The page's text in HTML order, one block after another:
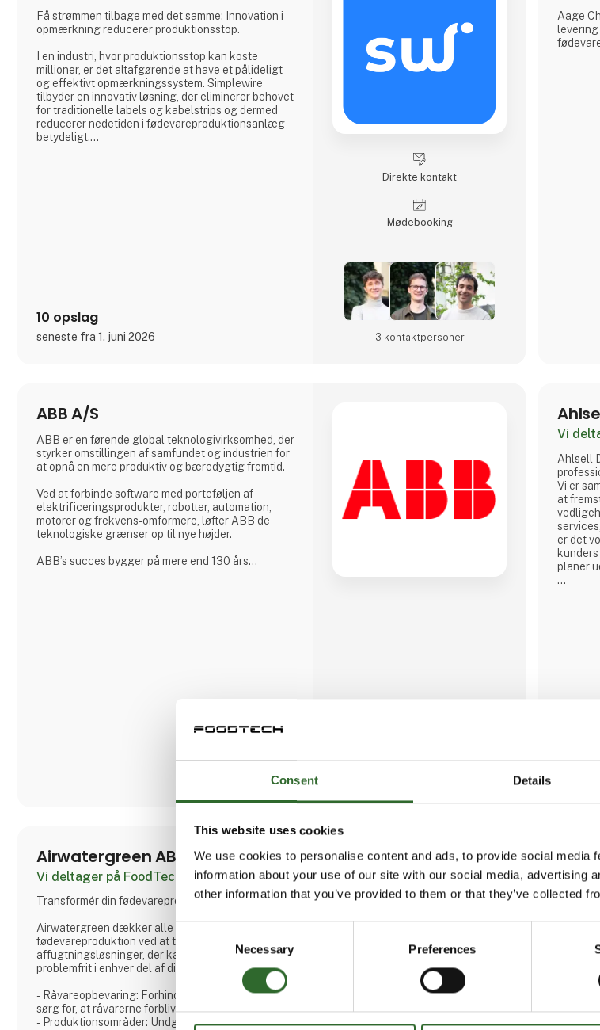
Consent Details
This website uses cookies
We use cookies to personalise content and ads, to provide social media
information about your use of our site with our social media, advertising
other information that you’ve provided to them or that they’ve collected
Selection
Necessary Preferences
Få strømmen tilbage med det samme: Innovation i
opmærkning reducerer produktionsstop.
I en industri, hvor produktionsstop kan koste
millioner, er det altafgørende at have et pålideligt
og effektivt opmærkningssystem. Simplewire
tilbyder en innovativ løsning, der eliminerer behovet
for traditionelle labels og kabelstrips og dermed
reducerer nedetiden i fødevareproduktionsanlæg
betydeligt.
10 opslag
seneste fra 1. juni 2026
Direkte kontakt
Møde­booking
3 kontakt­personer
Aa​ge
ABB A/S
ABB er en førende global teknologivirksomhed, der
styrker omstillingen af samfundet og industrien for
at opnå en mere produktiv og bæredygtig fremtid.
Ved at forbinde software med porteføljen af
elektrificeringsprodukter, robotter, automation,
motorer og frekvens-omformere, løfter ABB de
teknologiske grænser op til nye højder.
ABB’s succes bygger på mere end 130 års
Vi
Ahlsell Danmark -
Vi er
at
er det
planer
Airwatergreen AB
Vi deltager på FoodTech
Transformér din fødevareproduktionsmiljø!
Airwatergreen dækker alle stadier af
fødevareproduktion ved at tilbyde alsidige
affugtningsløsninger, der kan integreres
problemfrit i enhver del af din produktionsproces.
- Råvareopbevaring: Forhindr fugtabsorption og
sørg for, at råvarerne forbliver tørre og brugbare.
- Produktionsområder: Undgå kondens og
Vi
ALflow
Vores
Vores